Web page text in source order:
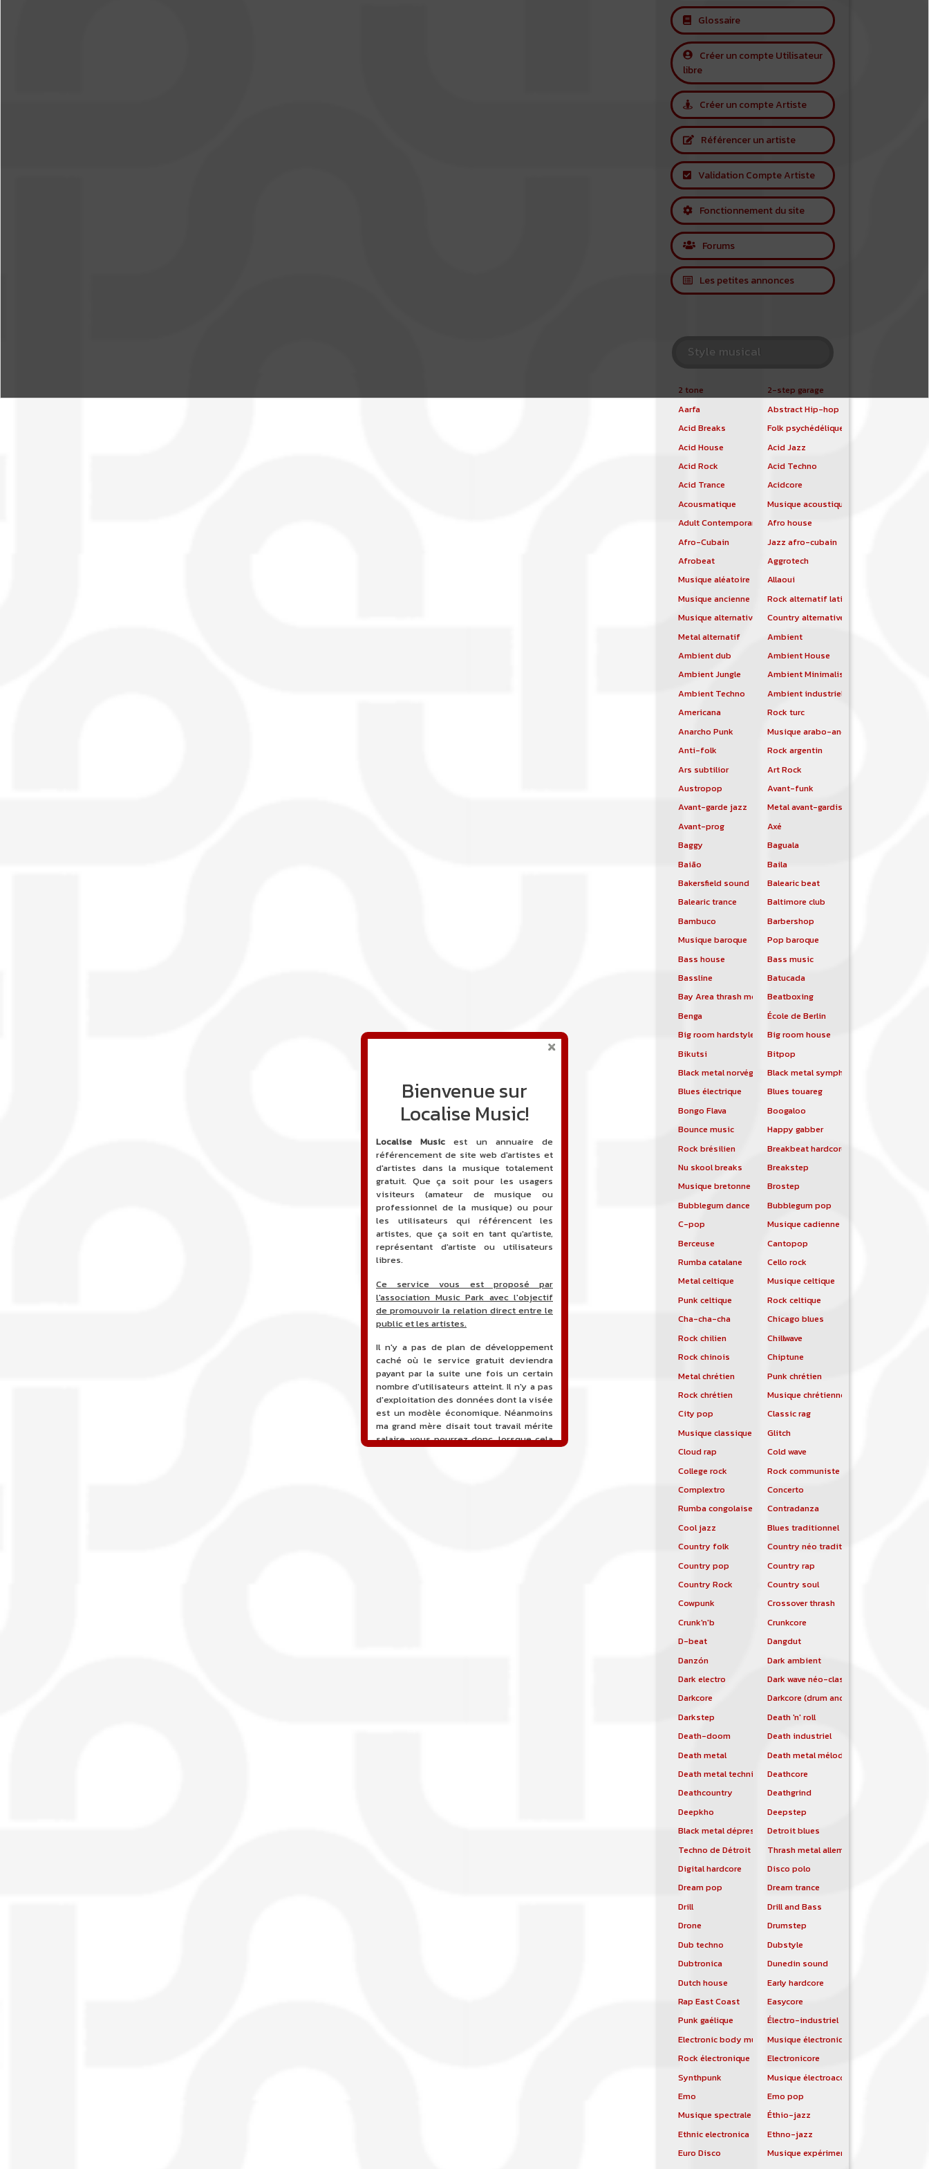
Glossaire
Créer un compte Utilisateur
libre
Créer un compte Artiste
Référencer un artiste
Validation Compte Artiste
Fonctionnement du site
Forums
Les petites annonces
Style musical
2 tone
2-step garage
Aarfa
Abstract Hip-hop
Acid Breaks
Folk psychédélique
Acid House
Acid Jazz
Acid Rock
Acid Techno
Acid Trance
Acidcore
Acousmatique
Musique acoustique
Adult Contemporary
Afro house
Afro-Cubain
Jazz afro-cubain
Afrobeat
Aggrotech
Musique aléatoire
Allaoui
Musique ancienne
Rock alternatif latino
Musique alternative
Country alternative
Metal alternatif
Ambient
Ambient dub
Ambient House
Ambient Jungle
Ambient Minimalist
Ambient Techno
Ambient industriel
Americana
Rock turc
Anarcho Punk
Musique arabo-andalouse
Anti-folk
Rock argentin
Ars subtilior
Art Rock
Austropop
Avant-funk
Avant-garde jazz
Metal avant-gardiste
Avant-prog
Axé
Baggy
Baguala
Baião
Baila
Bakersfield sound
Balearic beat
Balearic trance
Baltimore club
Bambuco
Barbershop
Musique baroque
Pop baroque
Bass house
Bass music
Bassline
Batucada
Bay Area thrash metal Beatboxing
Benga
École de Berlin
Big room hardstyle
Big room house
Bikutsi
Bitpop
Black metal norvégien
Black metal symphonique
Blues électrique
Blues touareg
Bongo Flava
Boogaloo
Bounce music
Happy gabber
Rock brésilien
Breakbeat hardcore
Nu skool breaks
Breakstep
Musique bretonne
Brostep
Bubblegum dance
Bubblegum pop
C-pop
Musique cadienne
Berceuse
Cantopop
Rumba catalane
Cello rock
Metal celtique
Musique celtique
Punk celtique
Rock celtique
Cha-cha-cha
Chicago blues
Rock chilien
Chillwave
Rock chinois
Chiptune
Metal chrétien
Punk chrétien
Rock chrétien
Musique chrétienne contemporaine
City pop
Classic rag
Musique classique
Glitch
Cloud rap
Cold wave
College rock
Rock communiste
Complextro
Concerto
Rumba congolaise
Contradanza
Cool jazz
Blues traditionnel
Country folk
Country néo traditionnelle
Country pop
Country rap
Country Rock
Country soul
Cowpunk
Crossover thrash
Crunk'n'b
Crunkcore
D-beat
Dangdut
Danzón
Dark ambient
Dark electro
Dark wave néo-classique
Darkcore
Darkcore (drum and bass)
Darkstep
Death 'n' roll
Death-doom
Death industriel
Death metal
Death metal mélodique
Death metal techniqueDeathcore
Deathcountry
Deathgrind
Deepkho
Deepstep
Black metal dépressif Detroit blues
Techno de Détroit
Thrash metal allemand
Digital hardcore
Disco polo
Dream pop
Dream trance
Drill
Drill and Bass
Drone
Drumstep
Dub techno
Dubstyle
Dubtronica
Dunedin sound
Dutch house
Early hardcore
Rap East Coast
Easycore
Punk gaélique
Électro-industriel
Electronic body musicMusique électronique
Rock électronique
Electronicore
Synthpunk
Musique électroacoustique
Emo
Emo pop
Musique spectrale
Éthio-jazz
Ethnic electronica
Ethno-jazz
Euro Disco
Musique expérimentale
Bienvenue sur
Localise Music!
Localise Music est un annuaire de
référencement de site web d'artistes et
d'artistes dans la musique totalement
gratuit. Que ça soit pour les usagers
visiteurs (amateur de musique ou
professionnel de la musique) ou pour
les utilisateurs qui référencent les
artistes, que ça soit en tant qu'artiste,
représentant d'artiste ou utilisateurs
libres.
Ce service vous est proposé par
l'association Music Park avec l'objectif
de promouvoir la relation direct entre le
public et les artistes.
Il n'y a pas de plan de développement
caché où le service gratuit deviendra
payant par la suite une fois un certain
nombre d'utilisateurs atteint. Il n'y a pas
d'exploitation des données dont la visée
est un modèle économique. Néanmoins
ma grand mère disait tout travail mérite
salaire, vous pourrez donc, lorsque cela